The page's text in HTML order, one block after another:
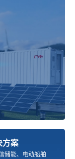
方案
储能、电动船舶